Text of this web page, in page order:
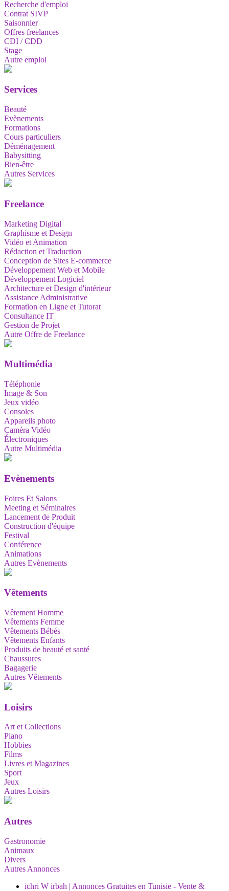
Recherche d'emploi
Contrat SIVP
Saisonnier
Offres freelances
CDI / CDD
Stage
Autre emploi
Services
Beauté
Evènements
Formations
Cours particuliers
Déménagement
Babysitting
Bien-être
Autres Services
Freelance
Marketing Digital
Graphisme et Design
Vidéo et Animation
Rédaction et Traduction
Conception de Sites E-commerce
Développement Web et Mobile
Développement Logiciel
Architecture et Design d'intérieur
Assistance Administrative
Formation en Ligne et Tutorat
Consultance IT
Gestion de Projet
Autre Offre de Freelance
Multimédia
Téléphonie
Image & Son
Jeux vidéo
Consoles
Appareils photo
Caméra Vidéo
Électroniques
Autre Multimédia
Evènements
Foires Et Salons
Meeting et Séminaires
Lancement de Produit
Construction d'équipe
Festival
Conférence
Animations
Autres Evènements
Vêtements
Vêtement Homme
Vêtements Femme
Vêtements Bébés
Vêtements Enfants
Produits de beauté et santé
Chaussures
Bagagerie
Autres Vêtements
Loisirs
Art et Collections
Piano
Hobbies
Films
Livres et Magazines
Sport
Jeux
Autres Loisirs
Autres
Gastronomie
Animaux
Divers
Autres Annonces
ichri W irbah | Annonces Gratuites en Tunisie - Vente &